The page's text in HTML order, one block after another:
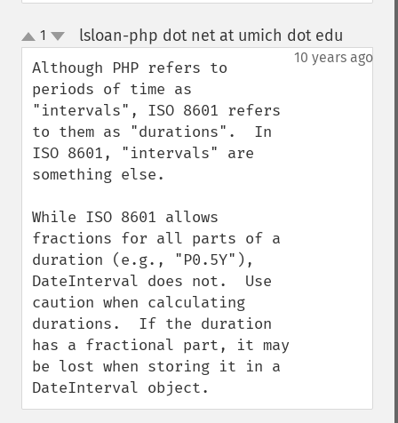
up
down
1 lsloan-php dot net at umich dot edu
10 years ago
Although PHP refers to
periods of time as
"intervals", ISO 8601 refers
to them as "durations".  In
ISO 8601, "intervals" are
something else.
While ISO 8601 allows
fractions for all parts of a
duration (e.g., "P0.5Y"),
DateInterval does not.  Use
caution when calculating
durations.  If the duration
has a fractional part, it may
be lost when storing it in a
DateInterval object.